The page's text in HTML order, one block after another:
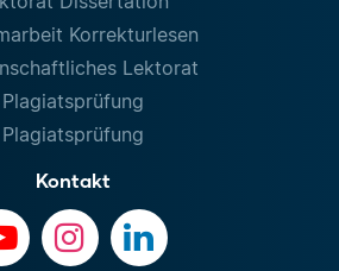
Korrekturlesen
Lektorat
Plagiatsprüfung
Plagiatsprüfung
Kontakt